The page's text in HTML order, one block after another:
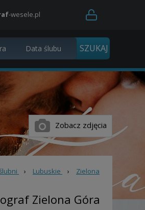
-wesele.pl
Zobacz zdjęcia
› Lubuskie ›
Zielona
Zielona Góra